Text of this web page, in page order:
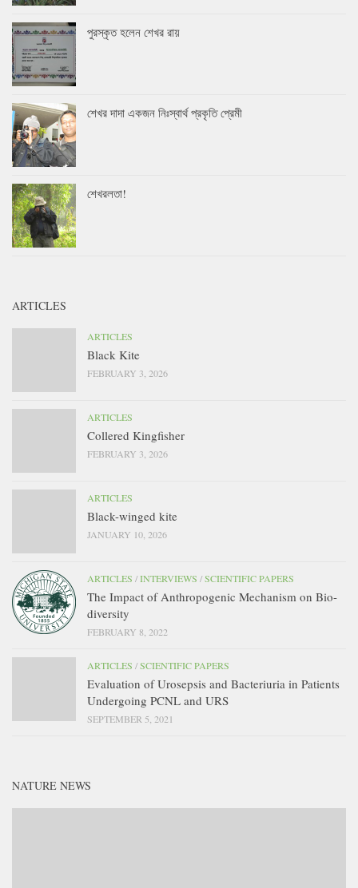
পুরস্কৃত হলেন শেখর রায়
শেখর দাদা একজন নিঃস্বার্থ প্রকৃতি প্রেমী
শেখরলতা!
ARTICLES
ARTICLES
Black Kite
FEBRUARY 3, 2026
ARTICLES
Collered Kingfisher
FEBRUARY 3, 2026
ARTICLES
Black-winged kite
JANUARY 10, 2026
ARTICLES /INTERVIEWS /SCIENTIFIC PAPERS
The Impact of Anthropogenic Mechanism on Bio-
diversity
FEBRUARY 8, 2022
ARTICLES /SCIENTIFIC PAPERS
Evaluation of Urosepsis and Bacteriuria in Patients
Undergoing PCNL and URS
SEPTEMBER 5, 2021
NATURE NEWS